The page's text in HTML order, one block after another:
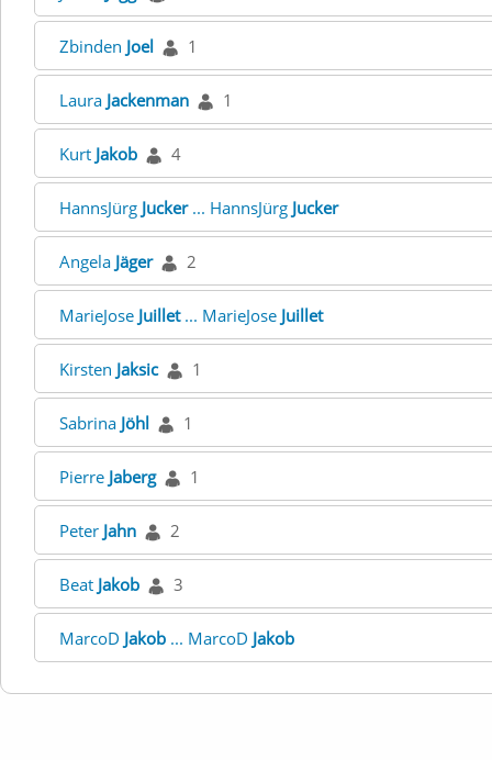
Zbinden Joel 1
Laura Jackenman 1
Kurt Jakob 4
HannsJürg Jucker... HannsJürg Jucker
Angela Jäger 2
MarieJose Juillet... MarieJose Juillet
Kirsten Jaksic 1
Sabrina Jöhl 1
Pierre Jaberg 1
Peter Jahn 2
Beat Jakob 3
MarcoD Jakob ... MarcoD Jakob